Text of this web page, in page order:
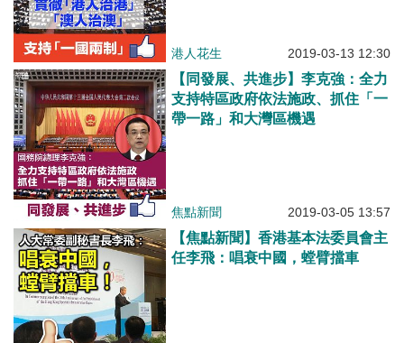
港人花生 2019-03-13 12:30
【同發展、共進步】李克強：全力
支持特區政府依法施政、抓住「一
帶一路」和大灣區機遇
焦點新聞 2019-03-05 13:57
【焦點新聞】香港基本法委員會主
任李飛：唱衰中國，螳臂擋車